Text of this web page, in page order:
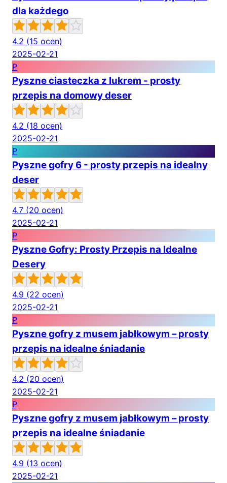
dla każdego
4.2 (15 ocen)
2025-02-21
P
Pyszne ciasteczka z lukrem - prosty
przepis na domowy deser
4.2 (18 ocen)
2025-02-21
P
Pyszne gofry 6 - prosty przepis na idealny
deser
4.7 (20 ocen)
2025-02-21
P
Pyszne Gofry: Prosty Przepis na Idealne
Desery
4.9 (22 ocen)
2025-02-21
P
Pyszne gofry z musem jabłkowym – prosty
przepis na idealne śniadanie
4.2 (20 ocen)
2025-02-21
P
Pyszne gofry z musem jabłkowym – prosty
przepis na idealne śniadanie
4.9 (13 ocen)
2025-02-21